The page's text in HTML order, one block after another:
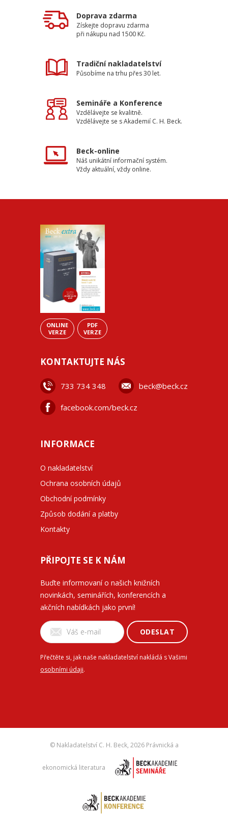
Doprava zdarma
Získejte dopravu zdarma
při nákupu nad 1500 Kč.
Tradiční nakladatelství
Působíme na trhu přes 30 let.
Semináře a Konference
Vzdělávejte se kvalitně.
Vzdělávejte se s Akademií C. H. Beck.
Beck-online
Náš unikátní informační systém.
Vždy aktuální, vždy online.
ONLINE
VERZE
PDF
VERZE
KONTAKTUJTE NÁS
733 734 348 beck@beck.cz
facebook.com/beck.cz
INFORMACE
O nakladatelství
Ochrana osobních údajů
Obchodní podmínky
Způsob dodání a platby
Kontakty
PŘIPOJTE SE K NÁM
Buďte informovaní o našich knižních
novinkách, seminářích, konferencích a
akčních nabídkách jako první!
ODESLAT
Přečtěte si, jak naše nakladatelství nakládá s Vašimi
osobními údaji.
© Nakladatelství C. H. Beck, 2026 Právnická a
ekonomická literatura